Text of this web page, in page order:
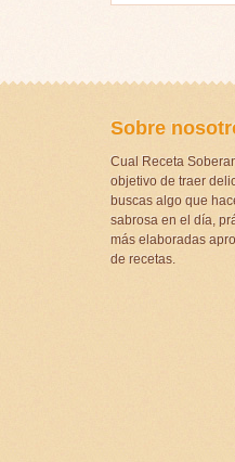
Sobre
Cual Receta
objetivo de traer
buscas algo que
sabrosa en el día,
más elaboradas
de recetas.